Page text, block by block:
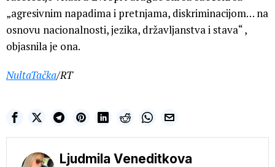
„agresivnim napadima i pretnjama, diskriminacijom… na
osnovu nacionalnosti, jezika, državljanstva i stava“ ,
objasnila je ona.
NultaTačka/RT
Ljudmila Veneditkova